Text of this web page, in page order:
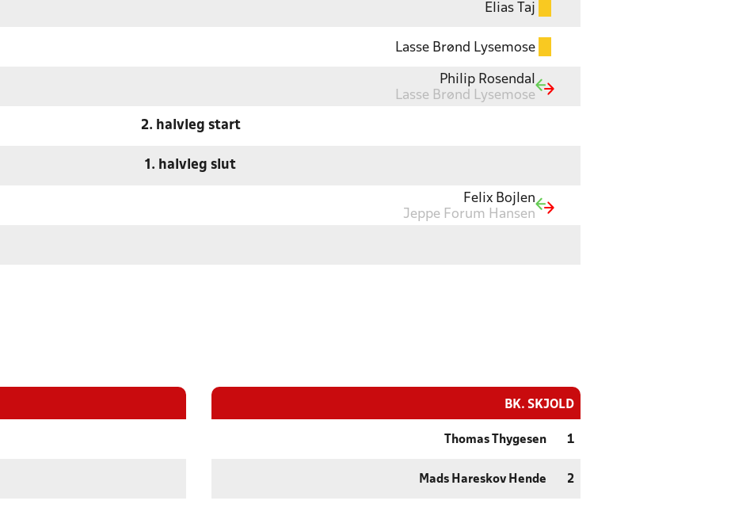
Elias Taj
Lasse Brønd Lysemose
Philip Rosendal
Lasse Brønd Lysemose
2. halvleg start
1. halvleg slut
Felix Bojlen
Jeppe Forum Hansen
BK. SKJOLD
Thomas Thygesen 1
Mads Hareskov Hende 2